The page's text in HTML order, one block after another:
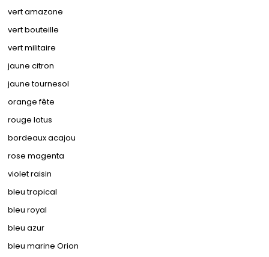
vert amazone
vert bouteille
vert militaire
jaune citron
jaune tournesol
orange fête
rouge lotus
bordeaux acajou
rose magenta
violet raisin
bleu tropical
bleu royal
bleu azur
bleu marine Orion